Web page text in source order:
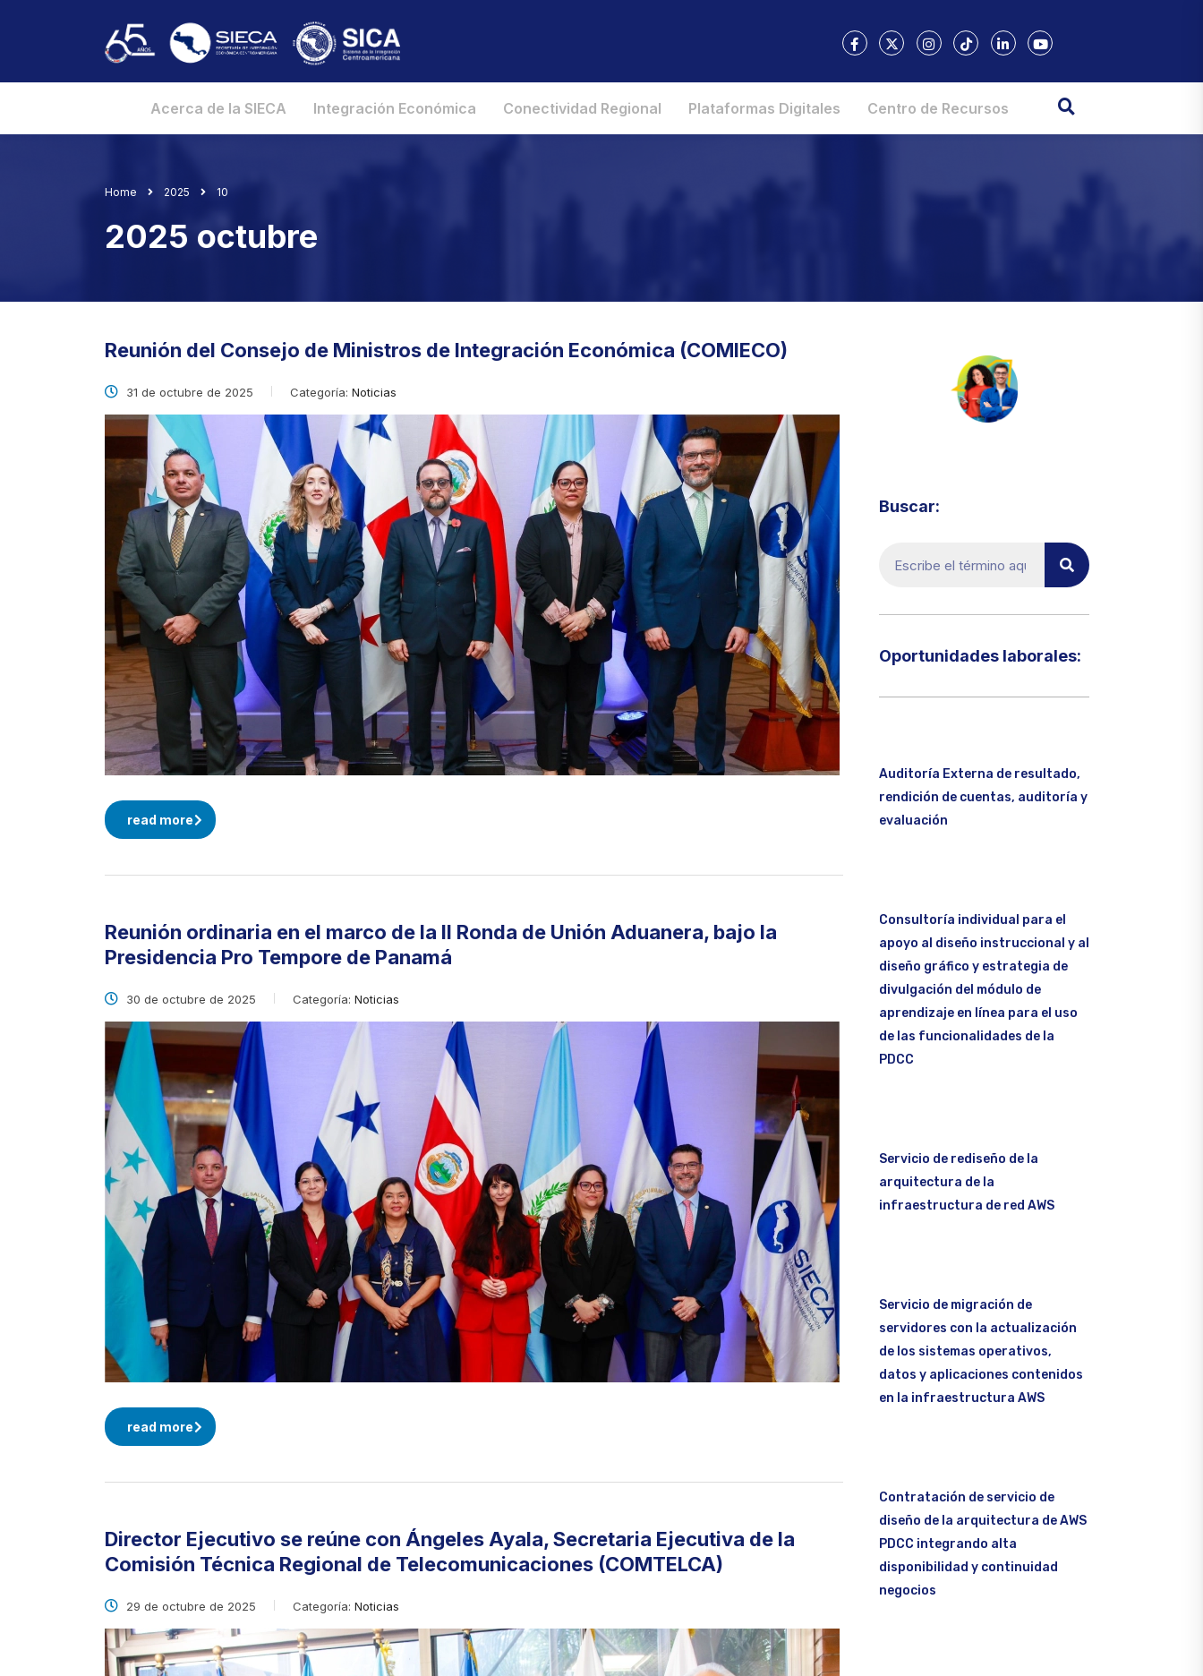
Acerca de la SIECA Integración Económica Conectividad Regional Plataformas Digitales Centro de Recursos
Home 2025 10
2025 octubre
Reunión del Consejo de Ministros de Integración Económica (COMIECO)
31 de octubre de 2025 Categoría: Noticias
read more
Reunión ordinaria en el marco de la II Ronda de Unión Aduanera, bajo la
Presidencia Pro Tempore de Panamá
30 de octubre de 2025 Categoría: Noticias
read more
Director Ejecutivo se reúne con Ángeles Ayala, Secretaria Ejecutiva de la
Comisión Técnica Regional de Telecomunicaciones (COMTELCA)
29 de octubre de 2025 Categoría: Noticias
Buscar:
Oportunidades laborales:​
Auditoría Externa de resultado,
rendición de cuentas, auditoría y
evaluación
Consultoría individual para el
apoyo al diseño instruccional y al
diseño gráfico y estrategia de
divulgación del módulo de
aprendizaje en línea para el uso
de las funcionalidades de la
PDCC
Servicio de rediseño de la
arquitectura de la
infraestructura de red AWS
Servicio de migración de
servidores con la actualización
de los sistemas operativos,
datos y aplicaciones contenidos
en la infraestructura AWS
Contratación de servicio de
diseño de la arquitectura de AWS
PDCC integrando alta
disponibilidad y continuidad
negocios